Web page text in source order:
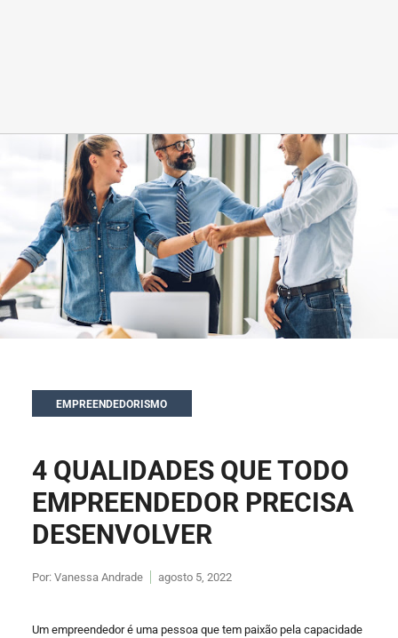
EMPREENDEDORISMO
4 QUALIDADES QUE TODO
EMPREENDEDOR PRECISA
DESENVOLVER
Por: Vanessa Andrade agosto 5, 2022
Um empreendedor é uma pessoa que tem paixão pela capacidade